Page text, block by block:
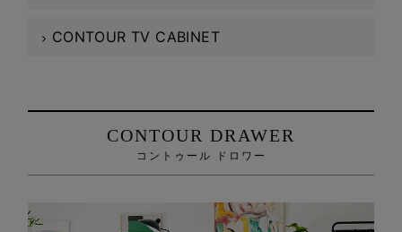
CONTOUR TV CABINET
CONTOUR DRAWER
コントゥール ドロワー